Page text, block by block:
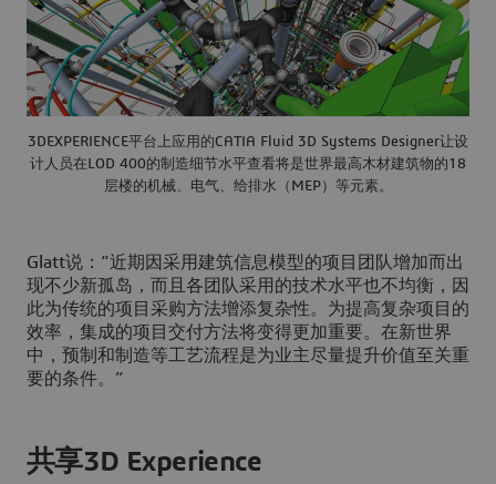
3DEXPERIENCE平台上应用的CATIA Fluid 3D Systems Designer让设
计人员在LOD 400的制造细节水平查看将是世界最高木材建筑物的18
层楼的机械、电气、给排水（MEP）等元素。
Glatt说：“近期因采用建筑信息模型的项目团队增加而出
现不少新孤岛，而且各团队采用的技术水平也不均衡，因
此为传统的项目采购方法增添复杂性。为提高复杂项目的
效率，集成的项目交付方法将变得更加重要。在新世界
中，预制和制造等工艺流程是为业主尽量提升价值至关重
要的条件。”
共享3D Experience